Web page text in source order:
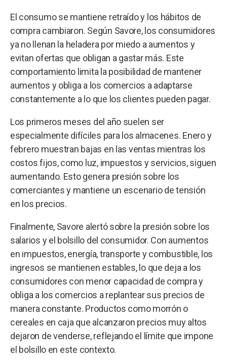
El consumo se mantiene retraído y los hábitos de
compra cambiaron. Según Savore, los consumidores
ya no llenan la heladera por miedo a aumentos y
evitan ofertas que obligan a gastar más. Este
comportamiento limita la posibilidad de mantener
aumentos y obliga a los comercios a adaptarse
constantemente a lo que los clientes pueden pagar.
Los primeros meses del año suelen ser
especialmente difíciles para los almacenes. Enero y
febrero muestran bajas en las ventas mientras los
costos fijos, como luz, impuestos y servicios, siguen
aumentando. Esto genera presión sobre los
comerciantes y mantiene un escenario de tensión
en los precios.
Finalmente, Savore alertó sobre la presión sobre los
salarios y el bolsillo del consumidor. Con aumentos
en impuestos, energía, transporte y combustible, los
ingresos se mantienen estables, lo que deja a los
consumidores con menor capacidad de compra y
obliga a los comercios a replantear sus precios de
manera constante. Productos como morrón o
cereales en caja que alcanzaron precios muy altos
dejaron de venderse, reflejando el límite que impone
el bolsillo en este contexto.